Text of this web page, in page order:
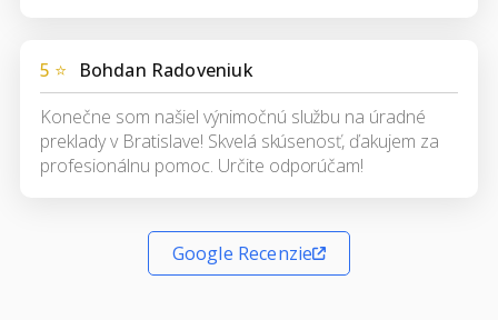
5 ⭐
Bohdan Radoveniuk
Konečne som našiel výnimočnú službu na úradné
preklady v Bratislave! Skvelá skúsenosť, ďakujem za
profesionálnu pomoc. Určite odporúčam!
Google Recenzie